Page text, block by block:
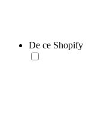
De ce Shopify